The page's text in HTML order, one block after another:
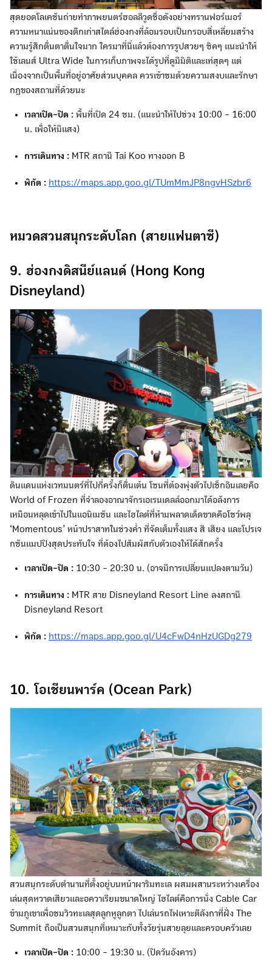
สุดยอดโลเคชันถ่ายทำภาพยนตร์ฮอลลีวูดชื่อดังอย่างทรานฟอร์เมอร์
ความหนาแน่นของตึกเก่าสไตล์ฮ่องกงที่ล้อมรอบเป็นกรอบสี่เหลี่ยมสร้าง
ความรู้สึกตื่นตาตื่นใจมาก ใครมาที่นี่แล้วต้องการรูปสวยๆ ชิคๆ แนะนำให้
ใช้เลนส์ Ultra Wide ในการเก็บภาพจะได้รูปที่ดูมีมิติและเท่สุดๆ แต่
เนื่องจากเป็นพื้นที่อยู่อาศัยส่วนบุคคล ควรเข้าชมด้วยความสงบและรักษา
กฎของสถานที่ด้วยนะ
เวลาเปิด-ปิด : พื้นที่เปิด 24 ชม. (แนะนำให้ไปช่วง 10:00 - 16:00
น. เพื่อให้มีแสง)
การเดินทาง : MTR สถานี Tai Koo ทางออก B
พิกัด : https://maps.app.goo.gl/TUmMmJP8ngvHSzbr6
หมวดสวนสนุกระดับโลก (สายแฟนตาซี)
9. ฮ่องกงดิสนีย์แลนด์ (Hong Kong
Disneyland)
ดินแดนแห่งเวทมนตร์ที่ไปกี่ครั้งก็ตื่นเต้น โซนที่ต้องพุ่งตัวไปเช็กอินเลยคือ
World of Frozen ที่จำลองอาณาจักรเอเรนเดลล์ออกมาได้อลังการ
เหมือนหลุดเข้าไปในแอนิเมชัน และไฮไลต์ที่ห้ามพลาดเด็ดขาดคือโชว์พลุ
‘Momentous’ หน้าปราสาทในช่วงค่ำ ที่จัดเต็มทั้งแสง สี เสียง และโปรเจ
กชันแมปปิงสุดประทับใจ ที่ต้องไปสัมผัสกับตัวเองให้ได้สักครั้ง
เวลาเปิด-ปิด : 10:30 - 20:30 น. (อาจมีการเปลี่ยนแปลงตามวัน)
การเดินทาง : MTR สาย Disneyland Resort Line ลงสถานี
Disneyland Resort
พิกัด : https://maps.app.goo.gl/U4cFwD4nHzUGDg279
10. โอเชียนพาร์ค (Ocean Park)
สวนสนุกระดับตำนานที่ตั้งอยู่บนหน้าผาริมทะเล ผสมผสานระหว่างเครื่อง
เล่นสุดหวาดเสียวและอควาเรียมขนาดใหญ่ ไฮไลต์คือการนั่ง Cable Car
ข้ามภูเขาเพื่อชมวิวทะเลสุดลูกหูลูกตา ไปเล่นรถไฟเหาะตีลังกาที่ฝั่ง The
Summit ถือเป็นสวนสนุกที่เหมาะกับทั้งวัยรุ่นสายลุยและครอบครัวเลย
เวลาเปิด-ปิด : 10:00 - 19:30 น. (ปิดวันอังคาร)